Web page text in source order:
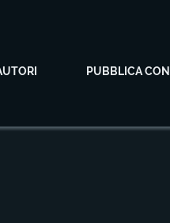
PUBBLICA